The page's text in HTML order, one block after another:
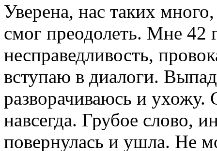
Уверена, нас таких
смог преодолеть. Мне 42
несправедливость,
вступаю в диалоги.
разворачиваюсь и
навсегда. Грубое слово,
повернулась и ушла. Не